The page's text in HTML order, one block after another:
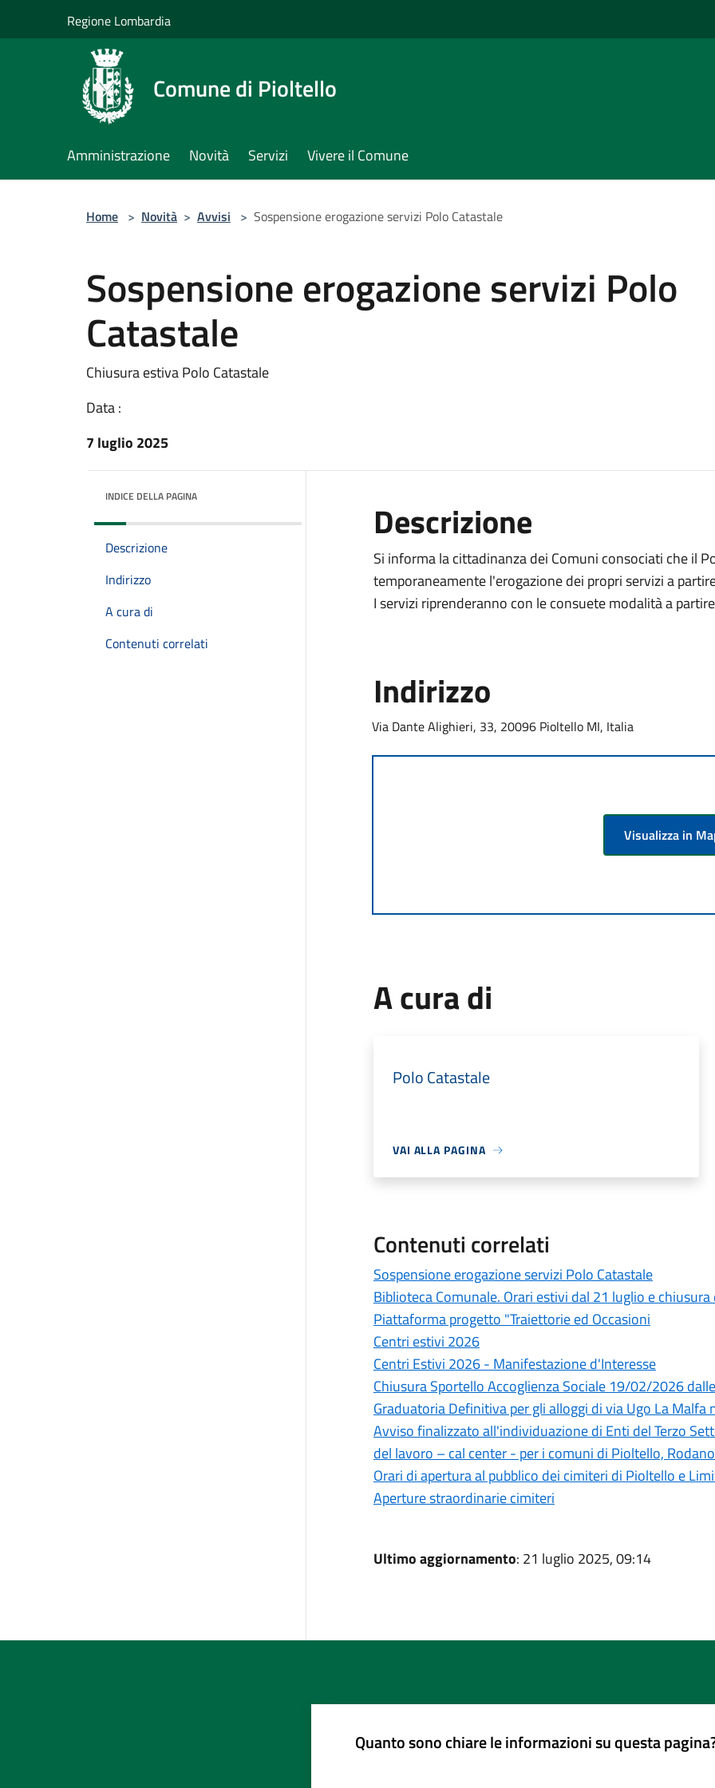
Regione Lombardia
Comune di Pioltello
Amministrazione Novità Servizi Vivere il Comune
Home > Novità > Avvisi > Sospensione erogazione servizi Polo Catastale
Sospensione erogazione servizi Polo
Catastale
Chiusura estiva Polo Catastale
Data :
7 luglio 2025
INDICE DELLA PAGINA
Descrizione
Indirizzo
A cura di
Contenuti correlati
Descrizione
Si informa la cittadinanza dei Comuni consociati che il
temporaneamente l'erogazione dei propri servizi a
I servizi riprenderanno con le consuete modalità a
Indirizzo
Via Dante Alighieri, 33, 20096 Pioltello MI, Italia
Visualizza in
A cura di
Polo Catastale
VAI ALLA PAGINA
Contenuti correlati
Sospensione erogazione servizi Polo Catastale
Biblioteca Comunale. Orari estivi dal 21 luglio e
Piattaforma progetto "Traiettorie ed Occasioni
Centri estivi 2026
Centri Estivi 2026 - Manifestazione d'Interesse
Chiusura Sportello Accoglienza Sociale 19/02/2026
Graduatoria Definitiva per gli alloggi di via Ugo La Malfa
Avviso finalizzato all'individuazione di Enti del Terzo
del lavoro – cal center - per i comuni di Pioltello,
Orari di apertura al pubblico dei cimiteri di Pioltello e
Aperture straordinarie cimiteri
Ultimo aggiornamento: 21 luglio 2025, 09:14
Quanto sono chiare le informazioni su questa